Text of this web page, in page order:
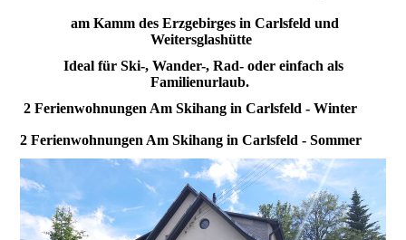
am Kamm des Erzgebirges in Carlsfeld und
Weitersglashütte
Ideal für Ski-, Wander-, Rad- oder einfach als
Familienurlaub.
2 Ferienwohnungen Am Skihang in Carlsfeld - Winter
2 Ferienwohnungen Am Skihang in Carlsfeld - Sommer